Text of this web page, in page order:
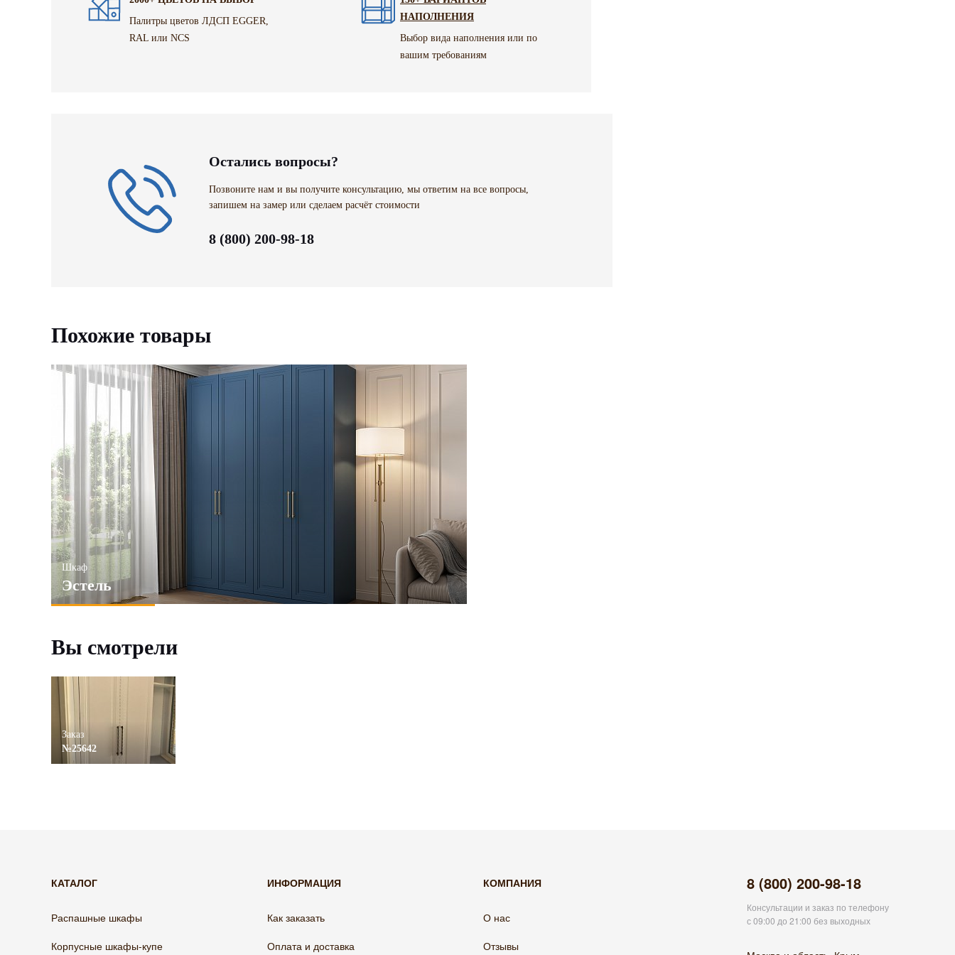
Палитры цветов ЛДСП EGGER,
RAL или NCS
НАПОЛНЕНИЯ
Выбор вида наполнения или по
вашим требованиям
Остались вопросы?
Позвоните нам и вы получите консультацию, мы ответим на все вопросы,
запишем на замер или сделаем расчёт стоимости
8 (800) 200-98-18
Похожие товары
Шкаф
Эстель
Вы смотрели
Заказ
№25642
КАТАЛОГ
Распашные шкафы
Корпусные шкафы-купе
ИНФОРМАЦИЯ
Как заказать
Оплата и доставка
КОМПАНИЯ
О нас
Отзывы
8 (800) 200-98-18
Консультации и заказ по телефону
с 09:00 до 21:00 без выходных